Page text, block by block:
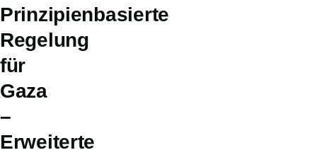
Prinzipienbasierte
Regelung
für
Gaza
–
Erweiterte